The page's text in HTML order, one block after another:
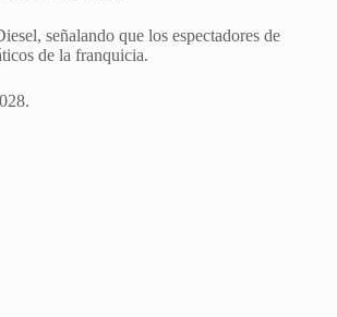
señalando que los espectadores de
de la franquicia.